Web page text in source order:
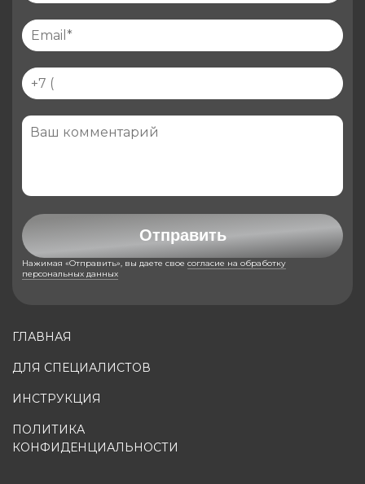
ГЛАВНАЯ
ДЛЯ СПЕЦИАЛИСТОВ
ИНСТРУКЦИЯ
ПОЛИТИКА
КОНФИДЕНЦИАЛЬНОСТИ
Отправить
Нажимая «Отправить», вы даете свое согласие на обработку
персональных данных